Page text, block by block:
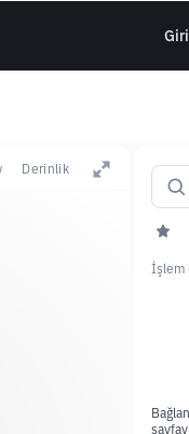
Derinlik
İşlem